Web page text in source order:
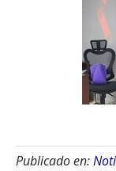
Publicado en: